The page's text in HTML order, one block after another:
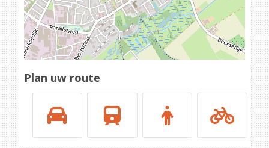
Plan uw route